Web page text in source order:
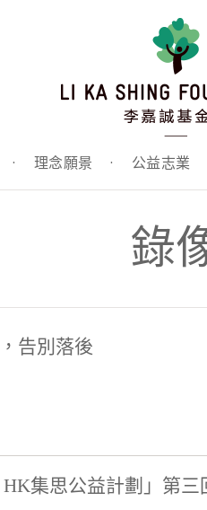
· 理念願景 · 公益志業
錄
告別落後
HK集思公益計劃」第